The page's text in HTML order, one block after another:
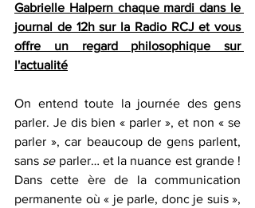
Gabrielle Halpern chaque mardi dans le
journal de 12h sur la Radio RCJ et vous
offre un regard philosophique sur
l'actualité
On entend toute la journée des gens
parler. Je dis bien « parler », et non « se
parler », car beaucoup de gens parlent,
sans se parler… et la nuance est grande !
Dans cette ère de la communication
permanente où « je parle, donc je suis »,